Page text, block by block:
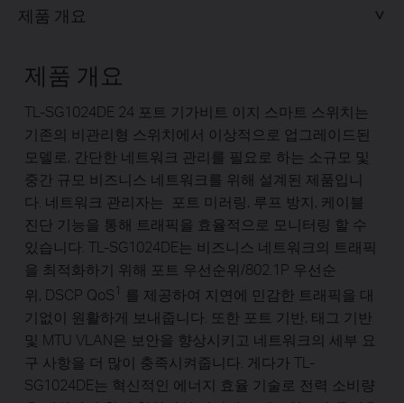
제품 개요
제품 개요
TL-SG1024DE 24 포트 기가비트 이지 스마트 스위치는
기존의 비관리형 스위치에서 이상적으로 업그레이드된
모델로, 간단한 네트워크 관리를 필요로 하는 소규모 및
중간 규모 비즈니스 네트워크를 위해 설계된 제품입니
다. 네트워크 관리자는
포트 미러링, 루프 방지, 케이블
진단 기능을 통해 트래픽을 효율적으로 모니터링 할 수
있습니다. TL-SG1024DE는 비즈니스 네트워크의 트래픽
을 최적화하기 위해 포트 우선순위/802.1P 우선순
위, DSCP QoS1 를 제공하여 지연에 민감한 트래픽을 대
기없이 원활하게 보내줍니다. 또한 포트 기반, 태그 기반
및 MTU VLAN은 보안을 향상시키고 네트워크의 세부 요
구 사항을 더 많이 충족시켜줍니다. 게다가 TL-
SG1024DE는 혁신적인 에너지 효율 기술로 전력 소비량